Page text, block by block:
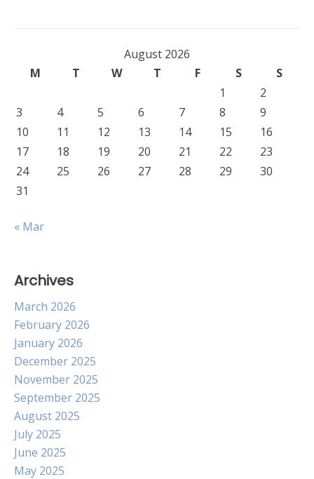
August 2026
M
T W T F S
S
1
2
3
4 5 6 7 8
9
10
11 12 13 14 15
16
17
18 19 20 21 22
23
24
25 26 27 28 29
30
31
« Mar
Archives
March 2026
February 2026
January 2026
December 2025
November 2025
September 2025
August 2025
July 2025
June 2025
May 2025